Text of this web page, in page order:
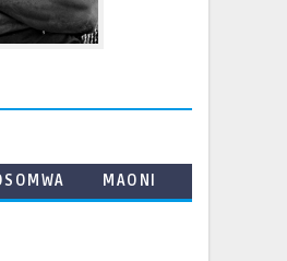
MAONI